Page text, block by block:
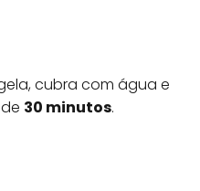
cubra com água e
30 minutos.